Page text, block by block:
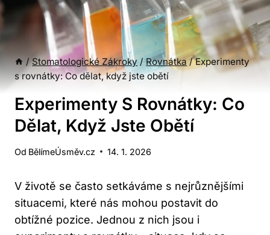
/ Stomatologické Zákroky / Rovnátka / Experimenty
s rovnátky: Co dělat, když jste obětí
Experimenty S Rovnátky: Co
Dělat, Když Jste Obětí
Od BělímeÚsměv.cz 14. 1. 2026
V životě se často setkáváme s nejrůznějšími
situacemi, které nás mohou postavit do
obtížné pozice. Jednou z nich jsou i